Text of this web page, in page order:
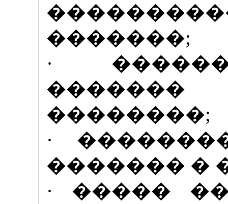
�������;
·
��������;
·
������� �
· �����